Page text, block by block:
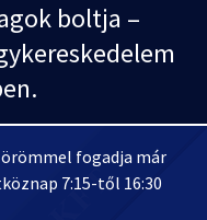
boltja –
fogadja már
7:15-től 16:30